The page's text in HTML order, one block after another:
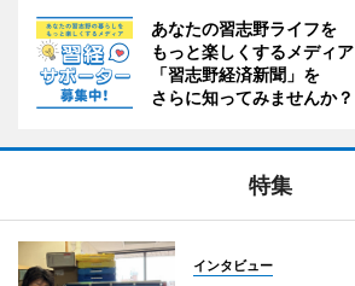
あなたの習志野ライフを
もっと楽しくするメディア
「習志野経済新聞」を
さらに知ってみませんか？
特集
インタビュー